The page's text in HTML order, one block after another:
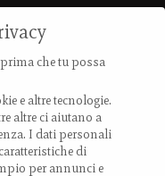
che tu possa
e altre tecnologie.
altre ci aiutano a
I dati personali
di
per annunci e